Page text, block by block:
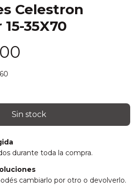
Celestron
35X70
durante toda la compra.
cambiarlo por otro o devolverlo.